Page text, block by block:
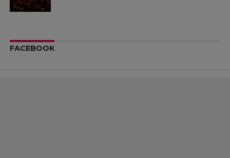
FACEBOOK